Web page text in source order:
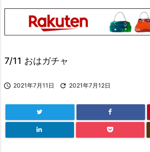
7/11 おはガチャ
 2021年7月11日  2021年7月12日